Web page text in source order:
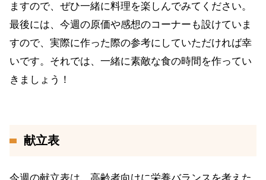
ますので、ぜひ一緒に料理を楽しんでみてください。
最後には、今週の原価や感想のコーナーも設けていま
すので、実際に作った際の参考にしていただければ幸
いです。それでは、一緒に素敵な食の時間を作ってい
きましょう！
献立表
今週の献立表は、高齢者向けに栄養バランスを考えた